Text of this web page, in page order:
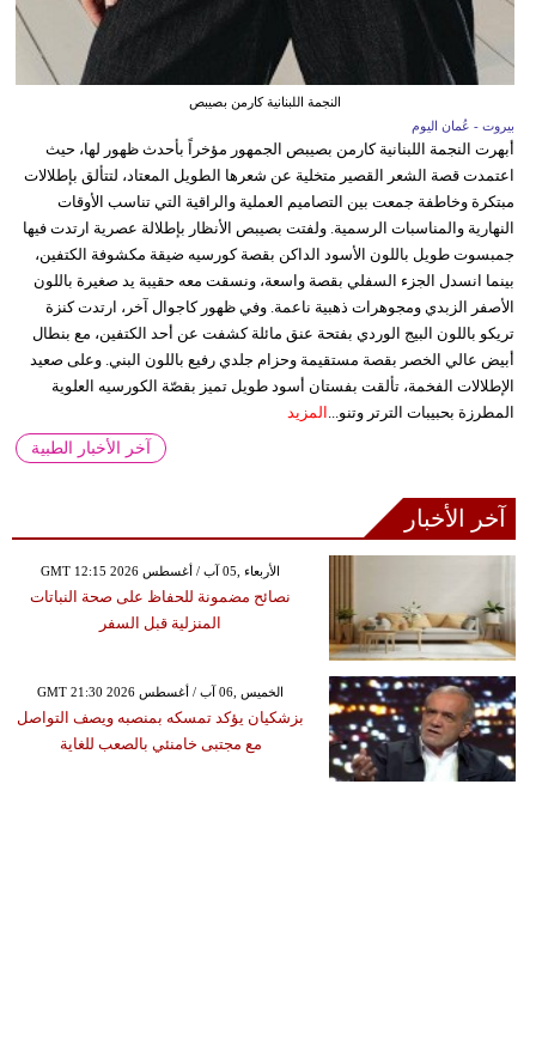
النجمة اللبنانية كارمن بصيبص
بيروت - عُمان اليوم
أبهرت النجمة اللبنانية كارمن بصيبص الجمهور مؤخراً بأحدث ظهور لها، حيث
اعتمدت قصة الشعر القصير متخلية عن شعرها الطويل المعتاد، لتتألق بإطلالات
مبتكرة وخاطفة جمعت بين التصاميم العملية والراقية التي تناسب الأوقات
النهارية والمناسبات الرسمية. ولفتت بصيبص الأنظار بإطلالة عصرية ارتدت فيها
جمبسوت طويل باللون الأسود الداكن بقصة كورسيه ضيقة مكشوفة الكتفين،
بينما انسدل الجزء السفلي بقصة واسعة، ونسقت معه حقيبة يد صغيرة باللون
الأصفر الزبدي ومجوهرات ذهبية ناعمة. وفي ظهور كاجوال آخر، ارتدت كنزة
تريكو باللون البيج الوردي بفتحة عنق مائلة كشفت عن أحد الكتفين، مع بنطال
أبيض عالي الخصر بقصة مستقيمة وحزام جلدي رفيع باللون البني. وعلى صعيد
الإطلالات الفخمة، تألقت بفستان أسود طويل تميز بقصّة الكورسيه العلوية
المطرزة بحبيبات الترتر وتنو...
المزيد
آخر الأخبار الطبية
آخر الأخبار
GMT 12:15 2026 الأربعاء ,05 آب / أغسطس
نصائح مضمونة للحفاظ على صحة النباتات
المنزلية قبل السفر
GMT 21:30 2026 الخميس ,06 آب / أغسطس
بزشكيان يؤكد تمسكه بمنصبه ويصف التواصل
مع مجتبى خامنئي بالصعب للغاية